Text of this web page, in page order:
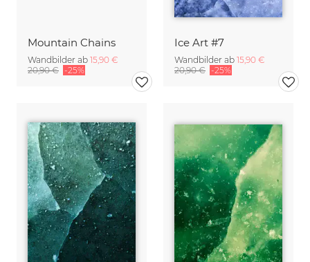
Mountain Chains
Wandbilder ab 15,90 €
20,90 € -25%
Ice Art #7
Wandbilder ab 15,90 €
20,90 € -25%